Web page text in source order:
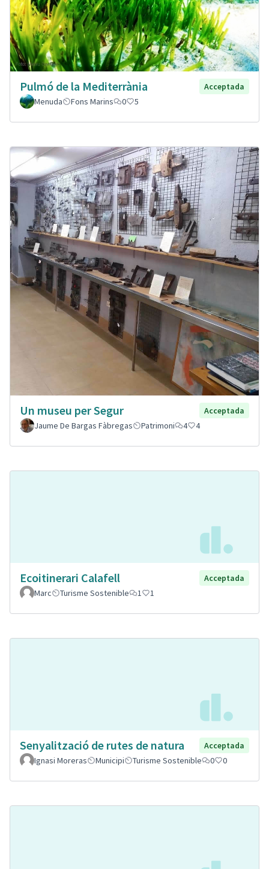
Pulmó de la Mediterrània
Acceptada
Menuda
Fons Marins 0 5
Un museu per Segur
Acceptada
Jaume De Bargas Fàbregas
Patrimoni 4 4
Ecoitinerari Calafell
Acceptada
Marc
Turisme Sostenible 1 1
Senyalització de rutes de natura
Acceptada
Ignasi Moreras
Municipi Turisme Sostenible 0 0